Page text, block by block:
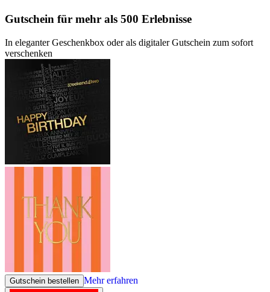
Gutschein für mehr als 500 Erlebnisse
In eleganter Geschenkbox oder als digitaler Gutschein zum sofort
verschenken
Gutschein bestellen Mehr erfahren